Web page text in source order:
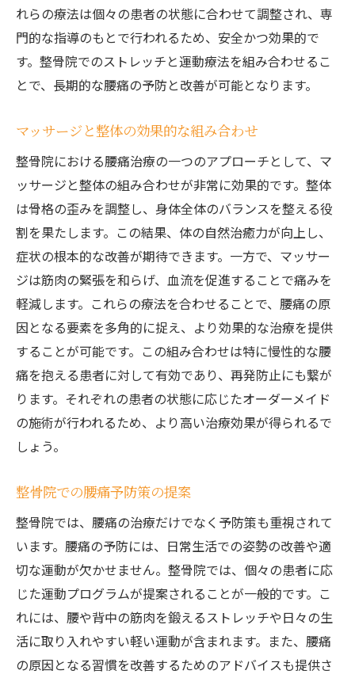
れらの療法は個々の患者の状態に合わせて調整され、専
門的な指導のもとで行われるため、安全かつ効果的で
す。整骨院でのストレッチと運動療法を組み合わせるこ
とで、長期的な腰痛の予防と改善が可能となります。
マッサージと整体の効果的な組み合わせ
整骨院における腰痛治療の一つのアプローチとして、マ
ッサージと整体の組み合わせが非常に効果的です。整体
は骨格の歪みを調整し、身体全体のバランスを整える役
割を果たします。この結果、体の自然治癒力が向上し、
症状の根本的な改善が期待できます。一方で、マッサー
ジは筋肉の緊張を和らげ、血流を促進することで痛みを
軽減します。これらの療法を合わせることで、腰痛の原
因となる要素を多角的に捉え、より効果的な治療を提供
することが可能です。この組み合わせは特に慢性的な腰
痛を抱える患者に対して有効であり、再発防止にも繋が
ります。それぞれの患者の状態に応じたオーダーメイド
の施術が行われるため、より高い治療効果が得られるで
しょう。
整骨院での腰痛予防策の提案
整骨院では、腰痛の治療だけでなく予防策も重視されて
います。腰痛の予防には、日常生活での姿勢の改善や適
切な運動が欠かせません。整骨院では、個々の患者に応
じた運動プログラムが提案されることが一般的です。こ
れには、腰や背中の筋肉を鍛えるストレッチや日々の生
活に取り入れやすい軽い運動が含まれます。また、腰痛
の原因となる習慣を改善するためのアドバイスも提供さ